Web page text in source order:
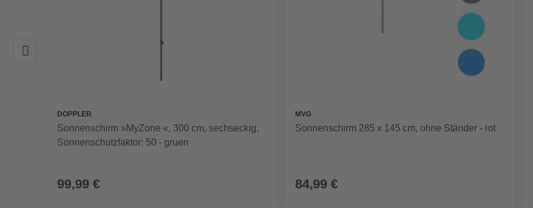
DOPPLER
Sonnenschirm »MyZone «, 300 cm, sechseckig,
Sonnenschutzfaktor: 50 - gruen
99,99 €
MVG
Sonnenschirm 285 x 145 cm, ohne Ständer - rot
84,99 €